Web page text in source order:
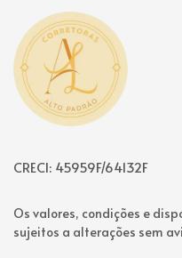
Página inicial
CRECI: 45959F/64132F
Os valores, condições e
sujeitos a alterações sem